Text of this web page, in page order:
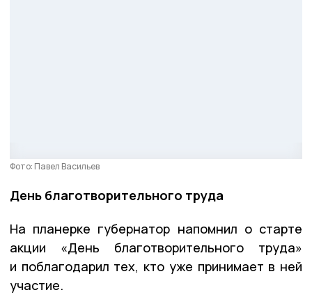
Фото: Павел Васильев
День благотворительного труда
На планерке губернатор напомнил о старте
акции «День благотворительного труда»
и поблагодарил тех, кто уже принимает в ней
участие.